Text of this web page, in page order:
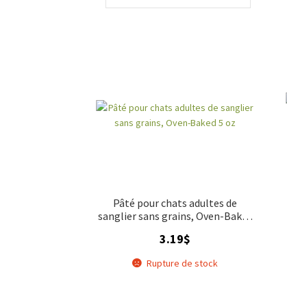
Pâté pour chats adultes de
sanglier sans grains, Oven-Baked
3.19$
Rupture de stock